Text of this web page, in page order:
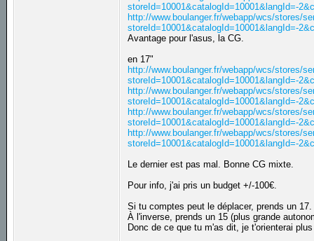
storeId=10001&catalogId=10001&langId=-
http://www.boulanger.fr/webapp/wcs/stores/
storeId=10001&catalogId=10001&langId=-
Avantage pour l'asus, la CG.
en 17"
http://www.boulanger.fr/webapp/wcs/stores/
storeId=10001&catalogId=10001&langId=-
http://www.boulanger.fr/webapp/wcs/stores/
storeId=10001&catalogId=10001&langId=-
http://www.boulanger.fr/webapp/wcs/stores/
storeId=10001&catalogId=10001&langId=-
http://www.boulanger.fr/webapp/wcs/stores/
storeId=10001&catalogId=10001&langId=-
Le dernier est pas mal. Bonne CG mixte.
Pour info, j'ai pris un budget +/-100€.
Si tu comptes peut le déplacer, prends un
À l'inverse, prends un 15 (plus grande
Donc de ce que tu m'as dit, je t'orienterai